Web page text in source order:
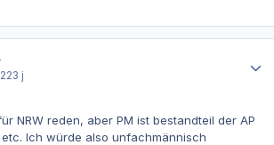
3 j
NRW reden, aber PM ist bestandteil der AP
etc. Ich würde also unfachmännisch